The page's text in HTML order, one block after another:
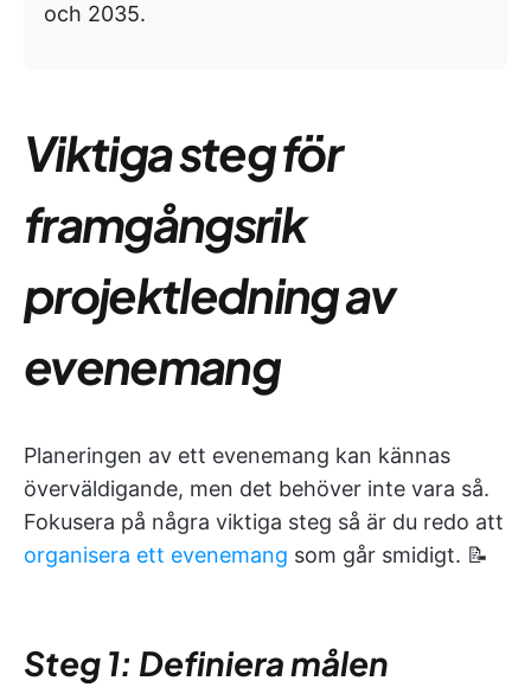
och 2035.
Viktiga steg för
framgångsrik
projektledning av
evenemang
Planeringen av ett evenemang kan kännas
överväldigande, men det behöver inte vara så.
Fokusera på några viktiga steg så är du redo att
organisera ett evenemang som går smidigt. 📝
Steg 1: Definiera målen